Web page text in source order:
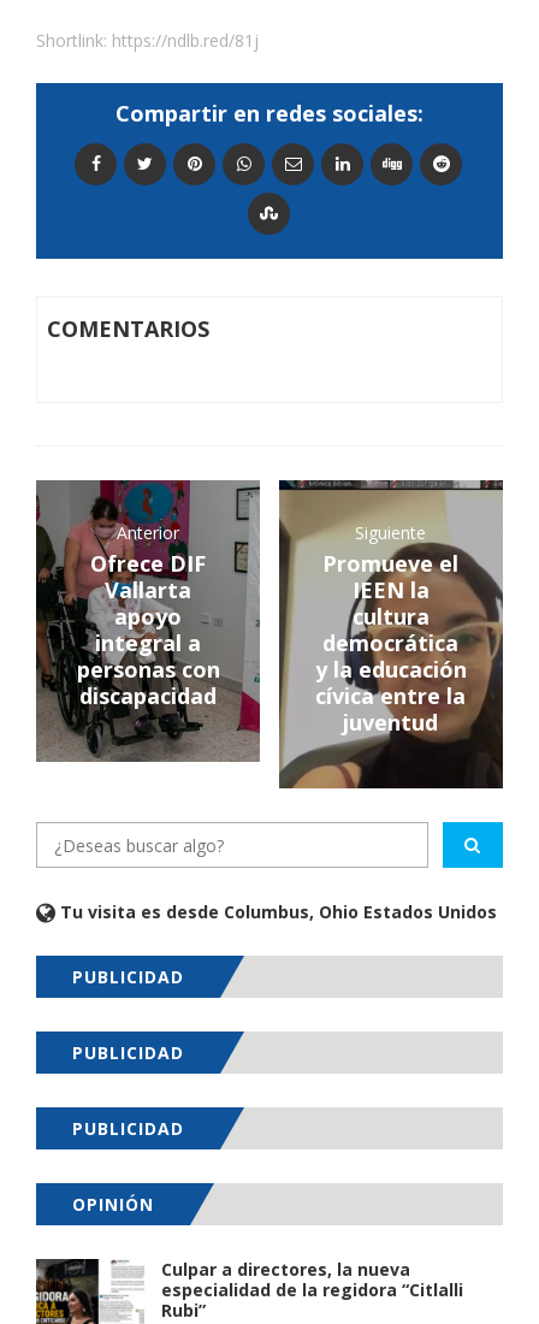
Shortlink: https://ndlb.red/81j
Compartir en redes sociales:
COMENTARIOS
Anterior
Ofrece DIF
Vallarta
apoyo
integral a
personas con
discapacidad
Siguiente
Promueve el
IEEN la
cultura
democrática
y la educación
cívica entre la
juventud
Tu visita es desde Columbus, Ohio Estados Unidos
PUBLICIDAD
PUBLICIDAD
PUBLICIDAD
OPINIÓN
Culpar a directores, la nueva
especialidad de la regidora “Citlalli
Rubi”